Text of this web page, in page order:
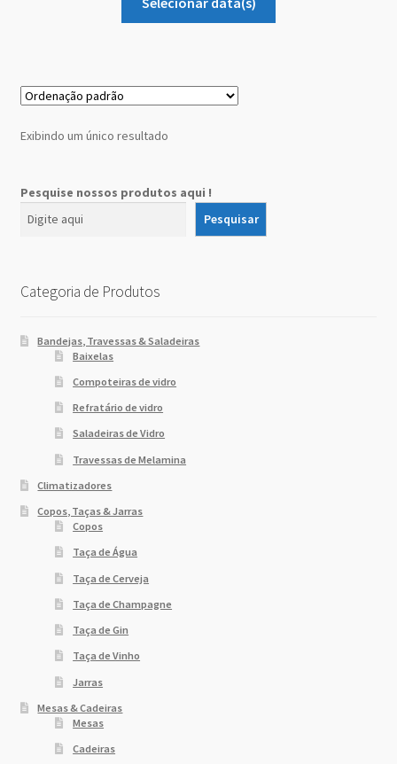
Dony Locações
Portfolio
Logo
Price table
Search box
Exibindo um único resultado
Pesquise nossos produtos aqui !
Pesquisar
Categoria de Produtos
Bandejas, Travessas & Saladeiras
Baixelas
Compoteiras de vidro
Refratário de vidro
Saladeiras de Vidro
Travessas de Melamina
Climatizadores
Copos, Taças & Jarras
Copos
Taça de Água
Taça de Cerveja
Taça de Champagne
Taça de Gin
Taça de Vinho
Jarras
Mesas & Cadeiras
Mesas
Cadeiras